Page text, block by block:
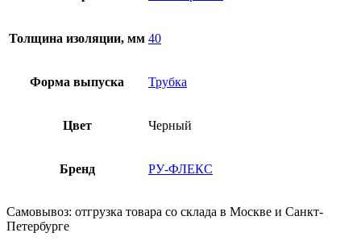
Толщина изоляции, мм 40
Форма выпуска Трубка
Цвет Черный
Бренд РУ-ФЛЕКС
Самовывоз: отгрузка товара со склада в Москве и Санкт-
Петербурге